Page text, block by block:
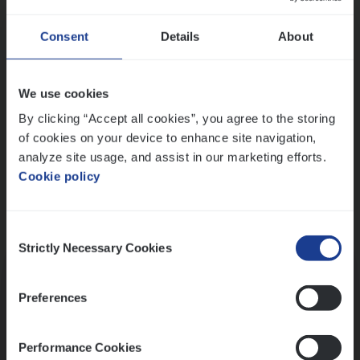
Consent Details About
We use cookies
By clicking “Accept all cookies”, you agree to the storing
of cookies on your device to enhance site navigation,
analyze site usage, and assist in our marketing efforts.
Cookie policy
Selection
Strictly Necessary Cookies
Preferences
Performance Cookies
Ons sollicitatieproces